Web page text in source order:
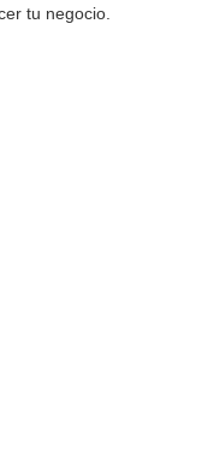
tu negocio.